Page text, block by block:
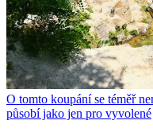
O tomto koupání se téměř
působí jako jen pro vyvolené